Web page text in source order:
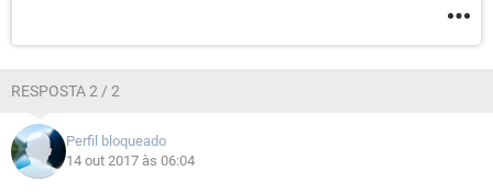
RESPOSTA 2 / 2
Perfil bloqueado
14 out 2017 às 06:04